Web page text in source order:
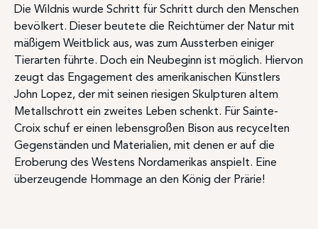
Die Wildnis wurde Schritt für Schritt durch den Menschen
bevölkert. Dieser beutete die Reichtümer der Natur mit
mäßigem Weitblick aus, was zum Aussterben einiger
Tierarten führte. Doch ein Neubeginn ist möglich. Hiervon
zeugt das Engagement des amerikanischen Künstlers
John Lopez, der mit seinen riesigen Skulpturen altem
Metallschrott ein zweites Leben schenkt. Für Sainte-
Croix schuf er einen lebensgroßen Bison aus recycelten
Gegenständen und Materialien, mit denen er auf die
Eroberung des Westens Nordamerikas anspielt. Eine
überzeugende Hommage an den König der Prärie!